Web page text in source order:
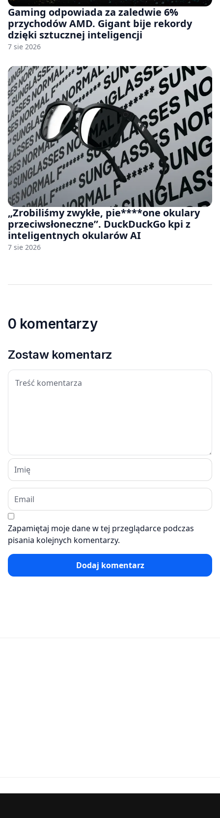
Gaming odpowiada za zaledwie 6%
przychodów AMD. Gigant bije rekordy
dzięki sztucznej inteligencji
7 sie 2026
„Zrobiliśmy zwykłe, pie****one okulary
przeciwsłoneczne”. DuckDuckGo kpi z
inteligentnych okularów AI
7 sie 2026
0 komentarzy
Zostaw komentarz
Zapamiętaj moje dane w tej przeglądarce podczas
pisania kolejnych komentarzy.
Dodaj komentarz